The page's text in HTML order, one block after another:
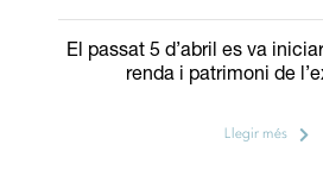
El passat 5 d’abril es va
renda i patrimoni de
Llegir més